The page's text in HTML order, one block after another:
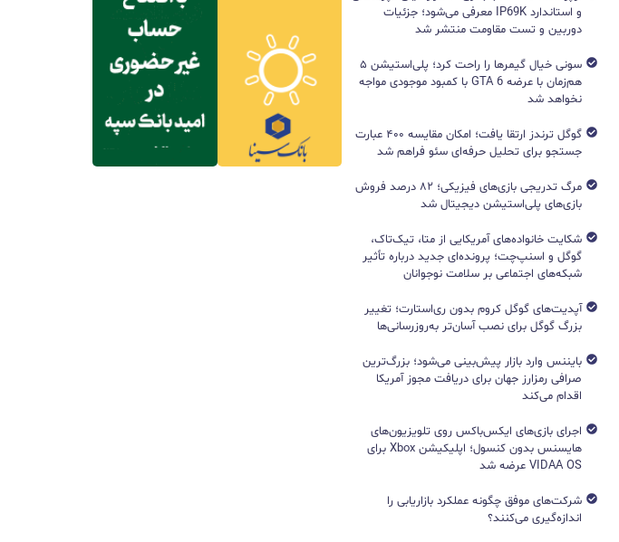
و استاندارد IP69K معرفی می‌شود؛ جزئیات
دوربین و تست مقاومت منتشر شد
سونی خیال گیمرها را راحت کرد؛ پلی‌استیشن ۵
هم‌زمان با عرضه GTA 6 با کمبود موجودی مواجه
نخواهد شد
گوگل ترندز ارتقا یافت؛ امکان مقایسه ۴۰۰ عبارت
جستجو برای تحلیل حرفه‌ای سئو فراهم شد
مرگ تدریجی بازی‌های فیزیکی؛ ۸۲ درصد فروش
بازی‌های پلی‌استیشن دیجیتال شد
شکایت خانواده‌های آمریکایی از متا، تیک‌تاک،
گوگل و اسنپ‌چت؛ پرونده‌ای جدید درباره تأثیر
شبکه‌های اجتماعی بر سلامت نوجوانان
آپدیت‌های گوگل کروم بدون ری‌استارت؛ تغییر
بزرگ گوگل برای نصب آسان‌تر به‌روزرسانی‌ها
بایننس وارد بازار پیش‌بینی می‌شود؛ بزرگ‌ترین
صرافی رمزارز جهان برای دریافت مجوز آمریکا
اقدام می‌کند
اجرای بازی‌های ایکس‌باکس روی تلویزیون‌های
هایسنس بدون کنسول؛ اپلیکیشن Xbox برای
VIDAA OS عرضه شد
شرکت‌های موفق چگونه عملکرد بازاریابی را
اندازه‌گیری می‌کنند؟